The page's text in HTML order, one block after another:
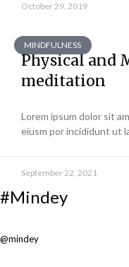
October 29, 2019
MINDFULNESS
Physical and
meditation
Lorem ipsum dolor sit
eiusm por incididunt ut
September 22, 2021
#Mindey
@mindey